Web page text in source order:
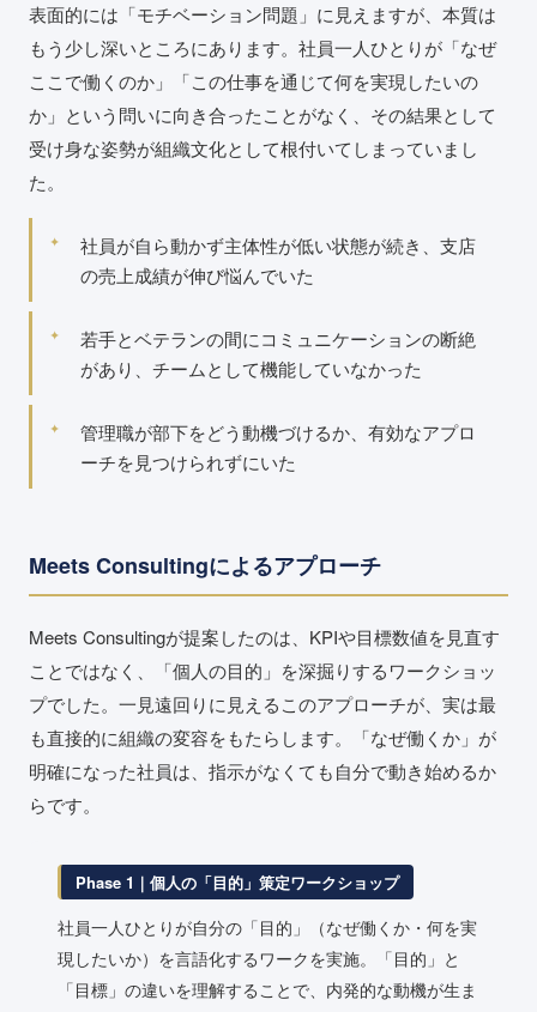
表面的には「モチベーション問題」に見えますが、本質は
もう少し深いところにあります。社員一人ひとりが「なぜ
ここで働くのか」「この仕事を通じて何を実現したいの
か」という問いに向き合ったことがなく、その結果として
受け身な姿勢が組織文化として根付いてしまっていまし
た。
社員が自ら動かず主体性が低い状態が続き、支店
の売上成績が伸び悩んでいた
若手とベテランの間にコミュニケーションの断絶
があり、チームとして機能していなかった
管理職が部下をどう動機づけるか、有効なアプロ
ーチを見つけられずにいた
Meets Consultingによるアプローチ
Meets Consultingが提案したのは、KPIや目標数値を見直す
ことではなく、「個人の目的」を深掘りするワークショッ
プでした。一見遠回りに見えるこのアプローチが、実は最
も直接的に組織の変容をもたらします。「なぜ働くか」が
明確になった社員は、指示がなくても自分で動き始めるか
らです。
Phase 1｜個人の「目的」策定ワークショップ
社員一人ひとりが自分の「目的」（なぜ働くか・何を実
現したいか）を言語化するワークを実施。「目的」と
「目標」の違いを理解することで、内発的な動機が生ま